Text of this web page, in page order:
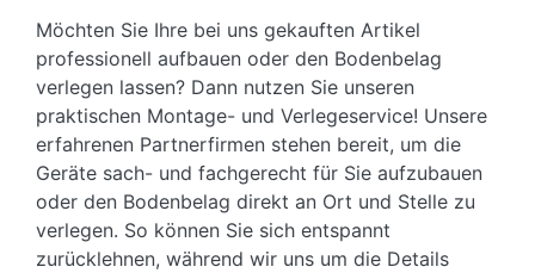
Möchten Sie Ihre bei uns gekauften Artikel
professionell aufbauen oder den Bodenbelag
verlegen lassen? Dann nutzen Sie unseren
praktischen Montage- und Verlegeservice! Unsere
erfahrenen Partnerfirmen stehen bereit, um die
Geräte sach- und fachgerecht für Sie aufzubauen
oder den Bodenbelag direkt an Ort und Stelle zu
verlegen. So können Sie sich entspannt
zurücklehnen, während wir uns um die Details